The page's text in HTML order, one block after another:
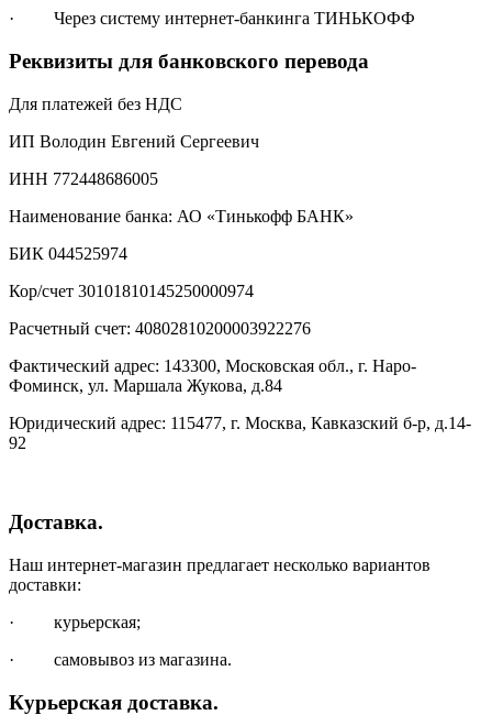
· Через систему интернет-банкинга ТИНЬКОФФ
Реквизиты для банковского перевода
Для платежей без НДС
ИП Володин Евгений Сергеевич
ИНН 772448686005
Наименование банка: АО «Тинькофф БАНК»
БИК 044525974
Кор/счет 30101810145250000974
Расчетный счет: 40802810200003922276
Фактический адрес: 143300, Московская обл., г. Наро-
Фоминск, ул. Маршала Жукова, д.84
Юридический адрес: 115477, г. Москва, Кавказский б-р, д.14-
92
Доставка.
Наш интернет-магазин предлагает несколько вариантов
доставки:
· курьерская;
· самовывоз из магазина.
Курьерская доставка.